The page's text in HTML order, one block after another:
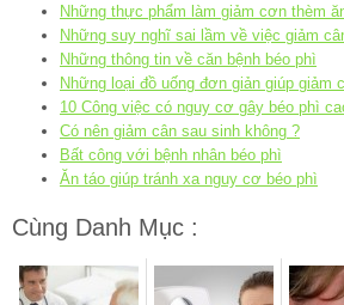
Những thực phẩm làm giảm cơn thèm
Những suy nghĩ sai lầm về việc giảm
Những thông tin về căn bệnh béo phì
Những loại đồ uống đơn giản giúp giảm
10 Công việc có nguy cơ gây béo phì
Có nên giảm cân sau sinh không ?
Bất công với bệnh nhân béo phì
Ăn táo giúp tránh xa nguy cơ béo phì
Cùng Danh Mục :